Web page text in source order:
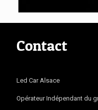
Contact
Led Car Alsace
Opérateur Indépendant du